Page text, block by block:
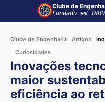
Clube de
Fundado em 1880
Clube de Engenharia Artigos
Curiosidades
Inovações
maior
eficiência ao